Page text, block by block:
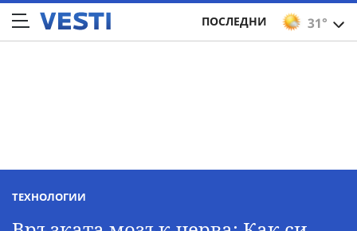
31°
ПОСЛЕДНИ
ТЕХНОЛОГИИ